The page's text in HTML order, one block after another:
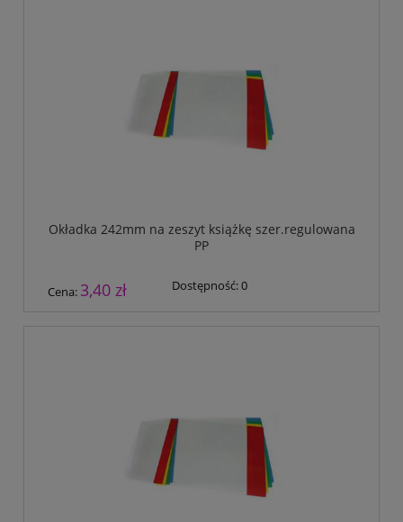
Okładka 242mm na zeszyt książkę szer.regulowana
PP
Cena: 3,40 zł Dostępność:0